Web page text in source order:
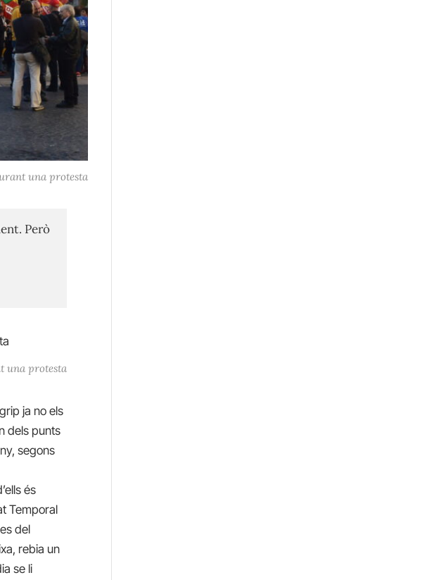
una protesta
Però
una protesta
ja no els
dels punts
segons
és
Temporal
del
rebia un
se li